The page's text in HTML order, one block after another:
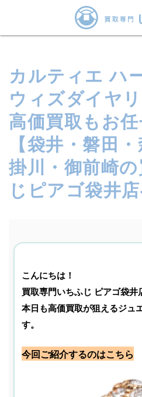
カルティエ ハ
ウィズダイヤ
高価買取もお任
【袋井・磐田
掛川・御前崎
じピアゴ袋井店
こんにちは！
買取専門いちふじ ピアゴ袋井
本日も高価買取が狙えるジュ
す。
今回ご紹介するのはこちら